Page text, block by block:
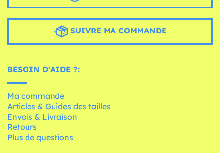
SUIVRE MA COMMANDE
BESOIN D'AIDE ?:
Ma commande
Articles & Guides des tailles
Envois & Livraison
Retours
Plus de questions